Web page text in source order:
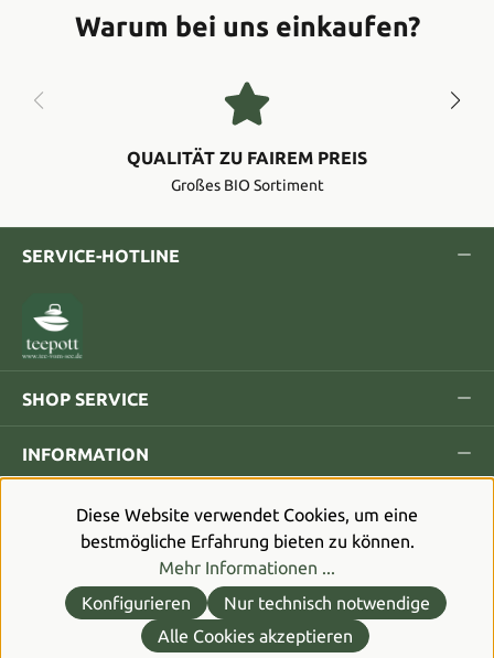
Warum bei uns einkaufen?
QUALITÄT ZU FAIREM PREIS
Großes BIO Sortiment
SERVICE-HOTLINE
SHOP SERVICE
INFORMATION
Alle Preise inkl. gesetzl. Mehrwertsteuer zzgl.
Versandkostenund ggf. Nachnahmegebühren, wenn nicht
anders angegeben.
Diese Website verwendet Cookies, um eine
bestmögliche Erfahrung bieten zu können.
Mehr Informationen ...
Nur technisch notwendige
Konfigurieren
Alle Cookies akzeptieren